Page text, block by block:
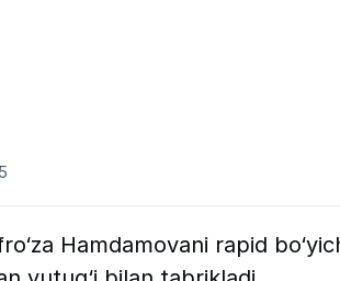
Hamdamovani rapid